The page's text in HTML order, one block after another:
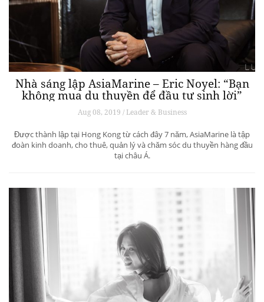
Nhà sáng lập AsiaMarine – Eric Noyel: “Bạn
không mua du thuyền để đầu tư sinh lời”
Aug 08, 2019 / Leader & Business
Được thành lập tại Hong Kong từ cách đây 7 năm, AsiaMarine là tập
đoàn kinh doanh, cho thuê, quản lý và chăm sóc du thuyền hàng đầu
tại châu Á.